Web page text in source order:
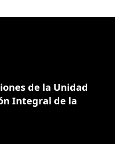
de la Unidad
Integral de la